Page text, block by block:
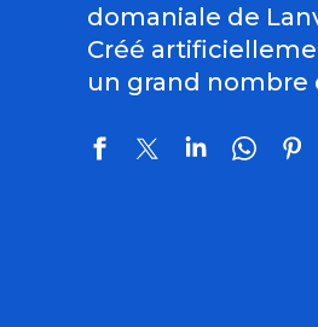
domaniale de
Créé
un grand nombre